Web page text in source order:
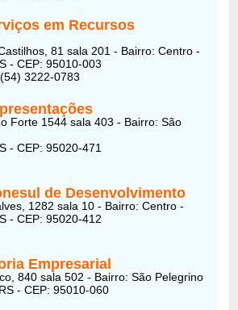
em Recursos
81 sala 201 - Bairro: Centro -
- CEP: 95010-003
3222-0783
Forte 1544 sala 403 - Bairro: São
- CEP: 95020-471
de Desenvolvimento
1282 sala 10 - Bairro: Centro -
- CEP: 95020-412
Empresarial
840 sala 502 - Bairro: São Pelegrino
- CEP: 95010-060